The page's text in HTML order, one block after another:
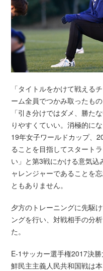
「タイトルをかけて戦える
ーム全員でつかみ取ったも
「引き分けではダメ、勝た
りやすくていい。消極的に
19年女子ワールドカップ、
ることを目指してスタート
い」と第3戦にかける意気
ャレンジャーであることを
ともありません。
夕方のトレーニングに先駆
ングを行い、対戦相手の分
た。
E-1サッカー選手権2017決
鮮民主主義人民共和国戦は